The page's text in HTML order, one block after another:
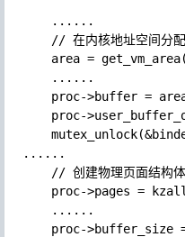
    ......
    // 在内核地址空间分配
area =
    ......
proc->buffer =
proc-
......
// 创建物理页面结构
proc->pages =
    ......
proc->buffer_size